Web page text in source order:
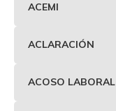
ACEMI
ACLARACIÓN
ACOSO LABORAL